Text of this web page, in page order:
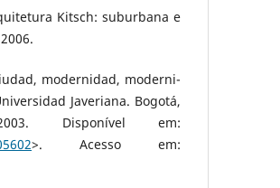
Kitsch: suburbana e
modernidad, moderni-
Javeriana. Bogotá,
Disponível em:
>. Acesso em: